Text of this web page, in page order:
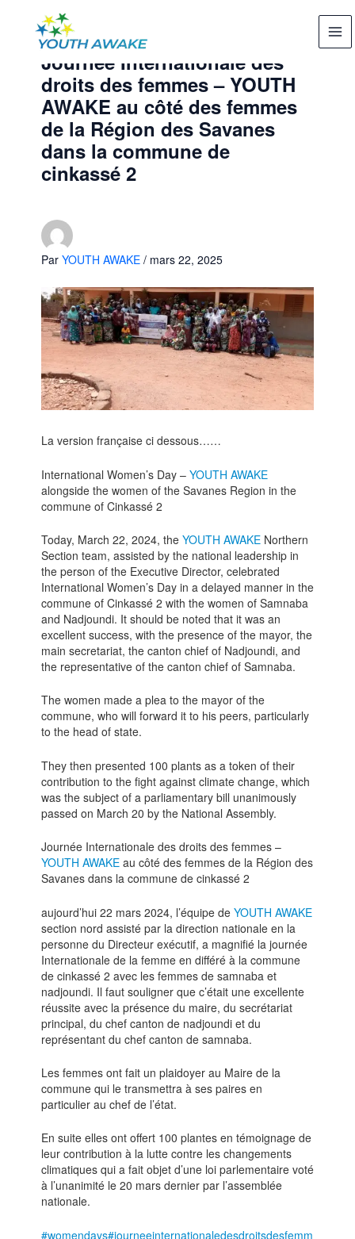
contenu
Journée Internationale des
droits des femmes – YOUTH
AWAKE au côté des femmes
de la Région des Savanes
dans la commune de
cinkassé 2
Par YOUTH AWAKE / mars 22, 2025
La version française ci dessous……
International Women’s Day – YOUTH AWAKE
alongside the women of the Savanes Region in the
commune of Cinkassé 2
Today, March 22, 2024, the YOUTH AWAKENorthern
Section team, assisted by the national leadership in
the person of the Executive Director, celebrated
International Women’s Day in a delayed manner in the
commune of Cinkassé 2 with the women of Samnaba
and Nadjoundi. It should be noted that it was an
excellent success, with the presence of the mayor, the
main secretariat, the canton chief of Nadjoundi, and
the representative of the canton chief of Samnaba.
The women made a plea to the mayor of the
commune, who will forward it to his peers, particularly
to the head of state.
They then presented 100 plants as a token of their
contribution to the fight against climate change, which
was the subject of a parliamentary bill unanimously
passed on March 20 by the National Assembly.
Journée Internationale des droits des femmes –
YOUTH AWAKEau côté des femmes de la Région des
Savanes dans la commune de cinkassé 2
aujourd’hui 22 mars 2024, l’équipe de YOUTH AWAKE
section nord assisté par la direction nationale en la
personne du Directeur exécutif, a magnifié la journée
Internationale de la femme en différé à la commune
de cinkassé 2 avec les femmes de samnaba et
nadjoundi. Il faut souligner que c’était une excellente
réussite avec la présence du maire, du secrétariat
principal, du chef canton de nadjoundi et du
représentant du chef canton de samnaba.
Les femmes ont fait un plaidoyer au Maire de la
commune qui le transmettra à ses paires en
particulier au chef de l’état.
En suite elles ont offert 100 plantes en témoignage de
leur contribution à la lutte contre les changements
climatiques qui a fait objet d’une loi parlementaire voté
à l’unanimité le 20 mars dernier par l’assemblée
nationale.
#womendays#journeeinternationaledesdroitsdesfemm